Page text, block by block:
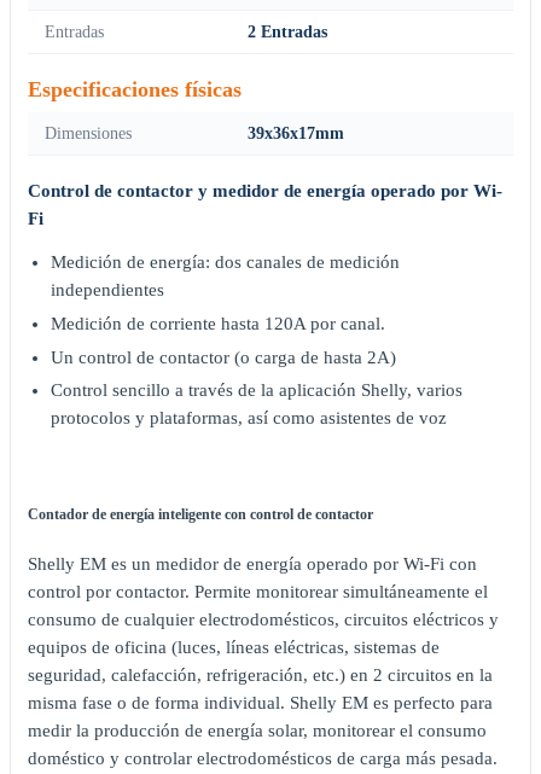
Entradas 2 Entradas
Especificaciones físicas
Dimensiones 39x36x17mm
Control de contactor y medidor de energía operado por Wi-
Fi
Medición de energía: dos canales de medición
independientes
Medición de corriente hasta 120A por canal.
Un control de contactor (o carga de hasta 2A)
Control sencillo a través de la aplicación Shelly, varios
protocolos y plataformas, así como asistentes de voz
Contador de energía inteligente con control de contactor
Shelly EM es un medidor de energía operado por Wi-Fi con
control por contactor. Permite monitorear simultáneamente el
consumo de cualquier electrodomésticos, circuitos eléctricos y
equipos de oficina (luces, líneas eléctricas, sistemas de
seguridad, calefacción, refrigeración, etc.) en 2 circuitos en la
misma fase o de forma individual. Shelly EM es perfecto para
medir la producción de energía solar, monitorear el consumo
doméstico y controlar electrodomésticos de carga más pesada.